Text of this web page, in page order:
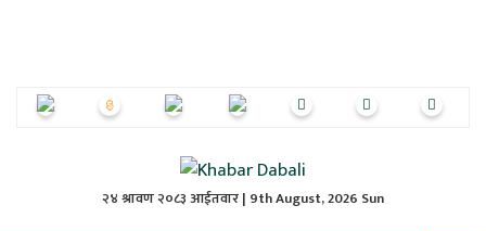
२४ श्रावण २०८३ आईतवार | 9th August, 2026 Sun